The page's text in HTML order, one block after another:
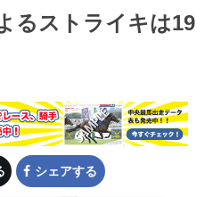
るストライキは19
シェアする